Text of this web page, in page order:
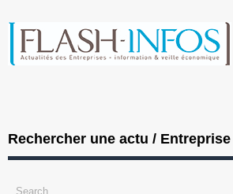
Rechercher une actu / Entreprise